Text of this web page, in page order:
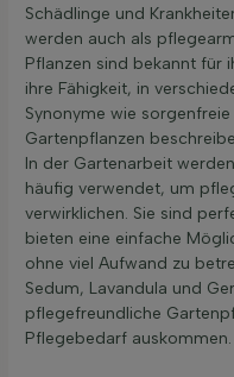
Schädlinge und
werden auch als
Pflanzen sind bekannt für
ihre Fähigkeit, in
Synonyme wie
Gartenpflanzen
In der Gartenarbeit
häufig verwendet, um
verwirklichen. Sie sind
bieten eine einfache
ohne viel Aufwand zu
Sedum, Lavandula und
pflegefreundliche
Pflegebedarf auskommen.